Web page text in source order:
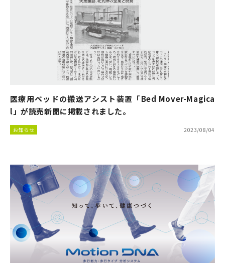
医療用ベッドの搬送アシスト装置「Bed Mover-Magica
l」が読売新聞に掲載されました。
お知らせ 2023/08/04